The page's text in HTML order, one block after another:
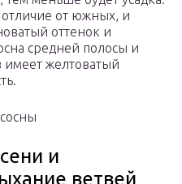
от южных, и
оттенок и
средней полосы и
желтоватый
и
ветвей